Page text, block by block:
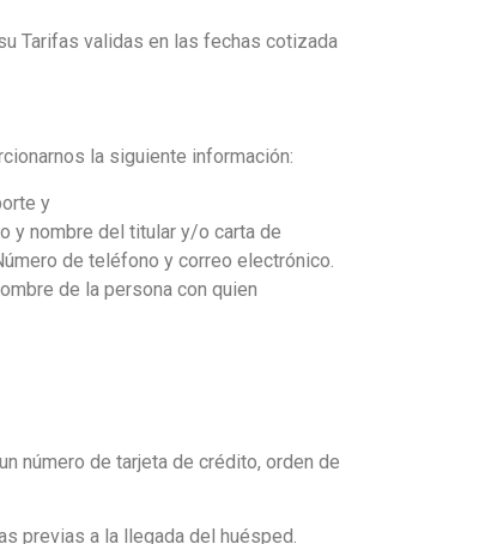
Tarifas validas en las fechas cotizada
la siguiente información:
y
y nombre del titular y/o carta de
de teléfono y correo electrónico.
de la persona con quien
número de tarjeta de crédito, orden de
previas a la llegada del huésped.